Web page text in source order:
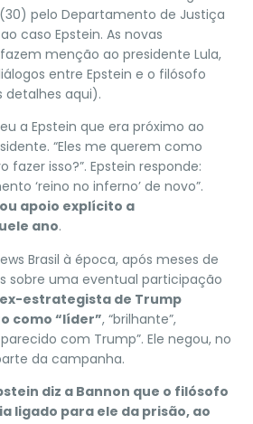
pelo Departamento de Justiça
caso Epstein. As novas
menção ao presidente Lula,
entre Epstein e o filósofo
detalhes aqui).
a Epstein que era próximo ao
“Eles me querem como
fazer isso?”. Epstein responde:
‘reino no inferno’ de novo”.
apoio explícito a
ano.
Brasil à época, após meses de
sobre uma eventual participação
ex-estrategista de Trump
como “líder”, “brilhante”,
com Trump”. Ele negou, no
da campanha.
diz a Bannon que o filósofo
ligado para ele da prisão, ao